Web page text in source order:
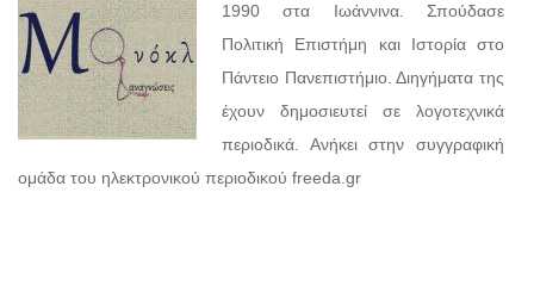
1990 στα Ιωάννινα. Σπούδασε
Πολιτική Επιστήμη και Ιστορία στο
Πάντειο Πανεπιστήμιο. Διηγήματα της
έχουν δημοσιευτεί σε λογοτεχνικά
περιοδικά. Ανήκει στην συγγραφική
ομάδα του ηλεκτρονικού περιοδικού freeda.gr